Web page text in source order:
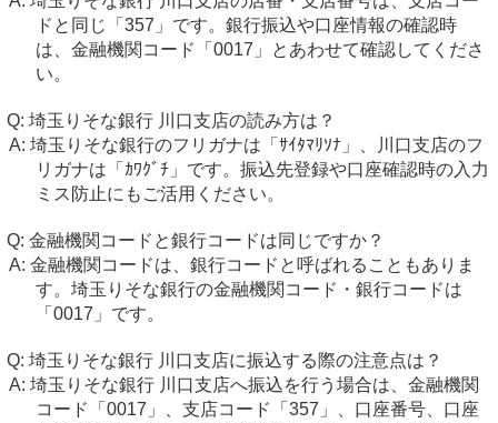
ドと同じ「357」です。銀行振込や口座情報の確認時
は、金融機関コード「0017」とあわせて確認してくださ
い。
埼玉りそな銀行 川口支店の読み方は？
埼玉りそな銀行のフリガナは「ｻｲﾀﾏﾘｿﾅ」、川口支店のフ
リガナは「ｶﾜｸﾞﾁ」です。振込先登録や口座確認時の入力
ミス防止にもご活用ください。
金融機関コードと銀行コードは同じですか？
金融機関コードは、銀行コードと呼ばれることもありま
す。埼玉りそな銀行の金融機関コード・銀行コードは
「0017」です。
埼玉りそな銀行 川口支店に振込する際の注意点は？
埼玉りそな銀行 川口支店へ振込を行う場合は、金融機関
コード「0017」、支店コード「357」、口座番号、口座